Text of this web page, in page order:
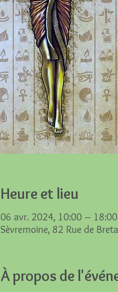
Heure et lieu
06 avr. 2024, 10:00 – 18:00
Sèvremoine, 82 Rue de
À propos de